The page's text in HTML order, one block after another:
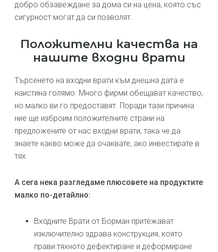
добро обзавеждане за дома си на цена, която със
сигурност могат да си позволят.
Положителни качества на
нашите входни врати
Търсенето на входни врати към днешна дата е
наистина голямо. Много фирми обещават качество,
но малко ви го предоставят. Поради тази причина
ние ще изброим положителните страни на
предложените от нас входни врати, така че да
знаете какво може да очаквате, ако инвестирате в
тях.
А сега нека разгледаме плюсовете на продуктите
малко по-детайлно:
Входните Врати от Борман притежават
изключително здрава конструкция, която
прави тяхното дефектиране и деформиране